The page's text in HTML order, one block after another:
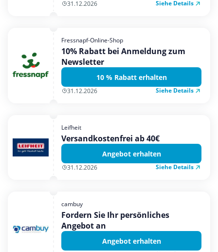
31.12.2026 Siehe Details
Fressnapf-Online-Shop
10% Rabatt bei Anmeldung zum
Newsletter
10 % Rabatt erhalten
31.12.2026 Siehe Details
Leifheit
Versandkostenfrei ab 40€
Angebot erhalten
31.12.2026 Siehe Details
cambuy
Fordern Sie Ihr persönliches
Angebot an
Angebot erhalten